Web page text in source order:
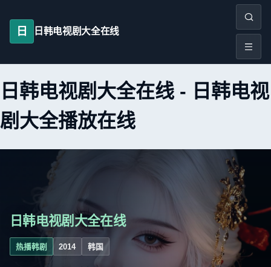
日 日韩电视剧大全在线
日韩电视剧大全在线- 日韩电视
剧大全播放在线
日韩电视剧大全在线
热播韩剧 2014 韩国